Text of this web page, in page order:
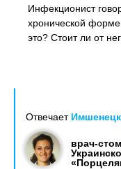
Инфекционист
хронической
это? Стоит ли от
Отвечает
врач-